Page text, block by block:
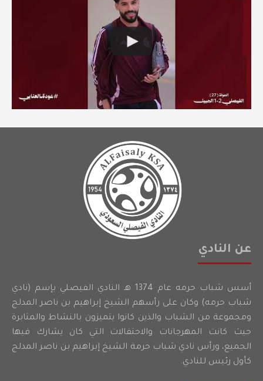
عن النادي
أسس شباب حرمه عام 1374 هـ النادي الفيصلي بإسم (نادي
شباب حرمه) وكان على رأسهم الشيخ إبراهيم بن ناصر المدلج
ومجموعة من الشباب والذين كانوا يتميزون بالنشاط والمثابرة
حيث كانت المهرجانات والاحتفالات التي كان يشارك فيها
الجميع، ورأس نادي شباب حرمة الشيخ إبراهيم بن ناصر المدلج
كأول رئيس للنادي.